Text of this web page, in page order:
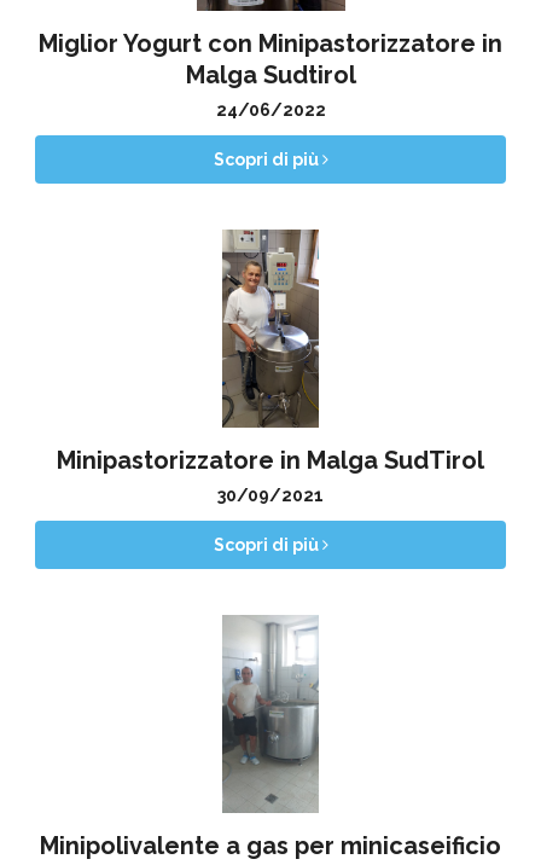
Miglior Yogurt con Minipastorizzatore in
Malga Sudtirol
24/06/2022
Scopri di più
Minipastorizzatore in Malga SudTirol
30/09/2021
Scopri di più
Minipolivalente a gas per minicaseificio